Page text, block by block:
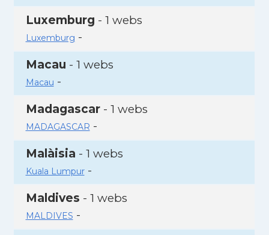
Luxemburg - 1 webs
Luxemburg -
Macau - 1 webs
Macau -
Madagascar- 1 webs
MADAGASCAR -
Malàisia - 1 webs
Kuala Lumpur-
Maldives - 1 webs
MALDIVES -